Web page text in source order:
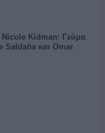
Nicole Kidman: Γεύμα
Saldaña και Omar